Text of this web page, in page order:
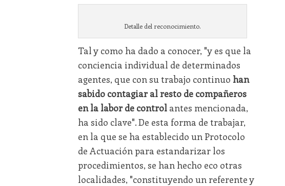
Detalle del reconocimiento.
Tal y como ha dado a conocer, "y es que la
conciencia individual de determinados
agentes, que con su trabajo continuo han
sabido contagiar al resto de compañeros
en la labor de controlantes mencionada,
ha sido clave". De esta forma de trabajar,
en la que se ha establecido un Protocolo
de Actuación para estandarizar los
procedimientos, se han hecho eco otras
localidades, "constituyendo un referente y